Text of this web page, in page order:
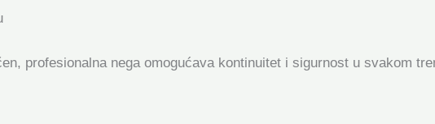
profesionalna nega omogućava kontinuitet i sigurnost u svakom